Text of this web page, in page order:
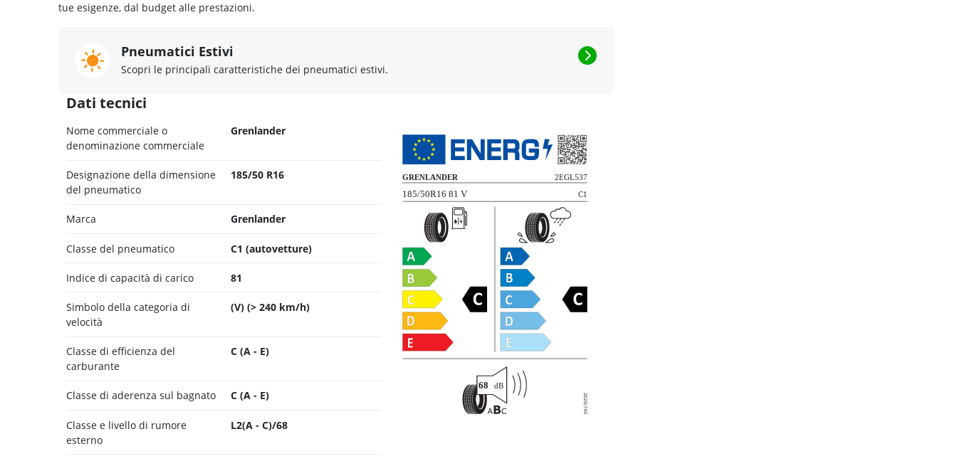
tue esigenze, dal budget alle prestazioni.
Pneumatici Estivi
Scopri le principali caratteristiche dei pneumatici estivi.
Dati tecnici
Nome commerciale o
denominazione commerciale
Grenlander
Designazione della dimensione
del pneumatico
185/50 R16
Marca Grenlander
Classe del pneumatico C1 (autovetture)
Indice di capacità di carico 81
Simbolo della categoria di
velocità
(V) (> 240 km/h)
Classe di efficienza del
carburante
C (A - E)
Classe di aderenza sul bagnato C (A - E)
Classe e livello di rumore
esterno
L2(A - C)/68